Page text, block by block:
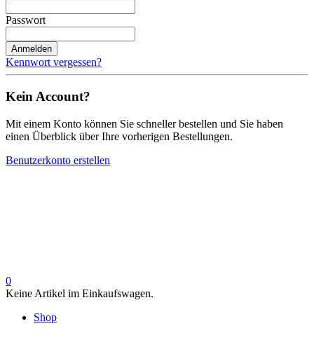
Passwort
Anmelden
Kennwort vergessen?
Kein Account?
Mit einem Konto können Sie schneller bestellen und Sie haben
einen Überblick über Ihre vorherigen Bestellungen.
Benutzerkonto erstellen
0
Keine Artikel im Einkaufswagen.
Shop